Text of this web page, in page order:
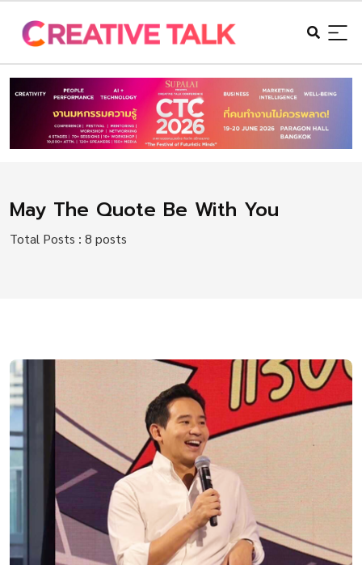
May The Quote Be With You
Total Posts : 8 posts